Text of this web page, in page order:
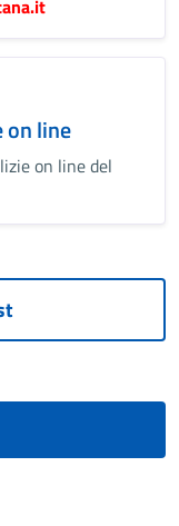
on line
on line del